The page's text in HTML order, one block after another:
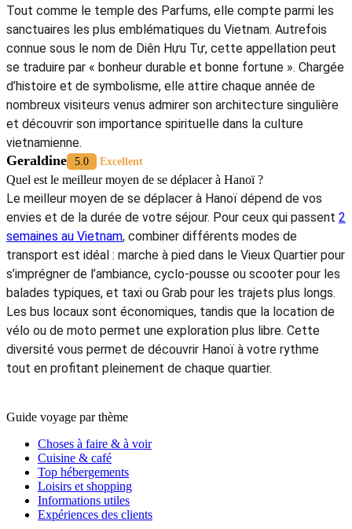
Tout comme le temple des Parfums, elle compte parmi les
sanctuaires les plus emblématiques du Vietnam. Autrefois
connue sous le nom de Diên Hựu Tự, cette appellation peut
se traduire par « bonheur durable et bonne fortune ». Chargée
d’histoire et de symbolisme, elle attire chaque année de
nombreux visiteurs venus admirer son architecture singulière
et découvrir son importance spirituelle dans la culture
vietnamienne.
Geraldine 5.0 Excellent
Quel est le meilleur moyen de se déplacer à Hanoï ?
Le meilleur moyen de se déplacer à Hanoï dépend de vos
envies et de la durée de votre séjour. Pour ceux qui passent 2
semaines au Vietnam, combiner différents modes de
transport est idéal : marche à pied dans le Vieux Quartier pour
s’imprégner de l’ambiance, cyclo-pousse ou scooter pour les
balades typiques, et taxi ou Grab pour les trajets plus longs.
Les bus locaux sont économiques, tandis que la location de
vélo ou de moto permet une exploration plus libre. Cette
diversité vous permet de découvrir Hanoï à votre rythme
tout en profitant pleinement de chaque quartier.
Guide voyage par thème
Choses à faire & à voir
Cuisine & café
Top hébergements
Loisirs et shopping
Informations utiles
Expériences des clients